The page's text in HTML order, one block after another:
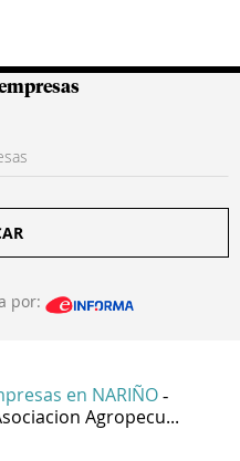
por:
en NARIÑO -
Agropecu...